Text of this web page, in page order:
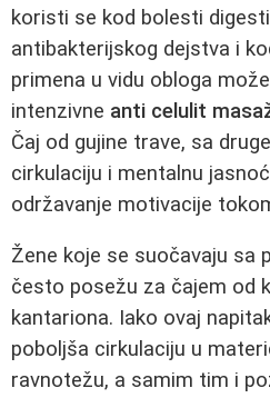
koristi se kod bolesti
antibakterijskog dejstva i
primena u vidu obloga
intenzivne anti celulit
Čaj od gujine trave, sa
cirkulaciju i mentalnu
održavanje motivacije
Žene koje se suočavaju sa
često posežu za čajem od
kantariona. Iako ovaj
poboljša cirkulaciju u
ravnotežu, a samim tim i